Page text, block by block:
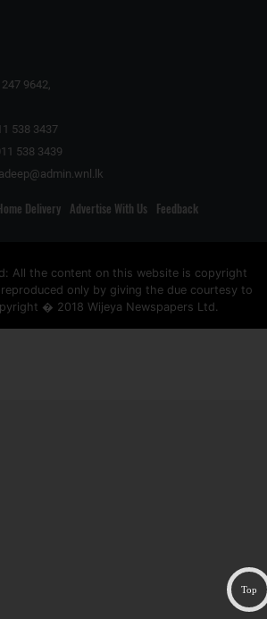
Top
9642,
538 3437
538 3439
Delivery Advertise With Us Feedback
All the content on this website is copyright
only by giving the due courtesy to
� 2018 Wijeya Newspapers Ltd.